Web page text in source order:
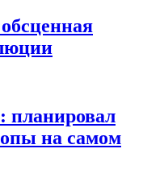
на самом